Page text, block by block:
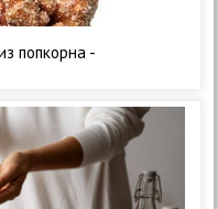
попкорна -